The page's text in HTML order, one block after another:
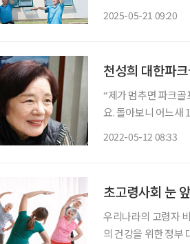
2025-05-21 09:20
천성희 대한파
“제가 멈추면 파크
요. 돌아보니 어느새 18년이 흘렀네요.” 파크골
2022-05-12 08:33
초고령사회 눈
우리나라의 고령자
의 건강을 위한 정부 대책이 미흡